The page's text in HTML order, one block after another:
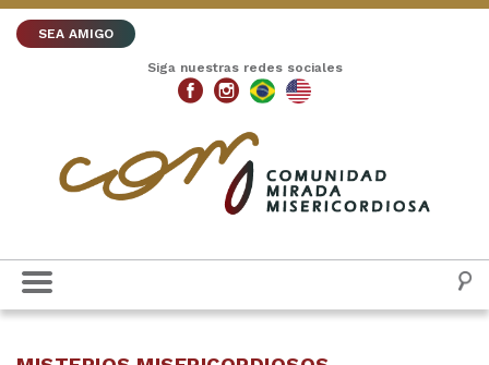
SEA AMIGO
Siga nuestras redes sociales